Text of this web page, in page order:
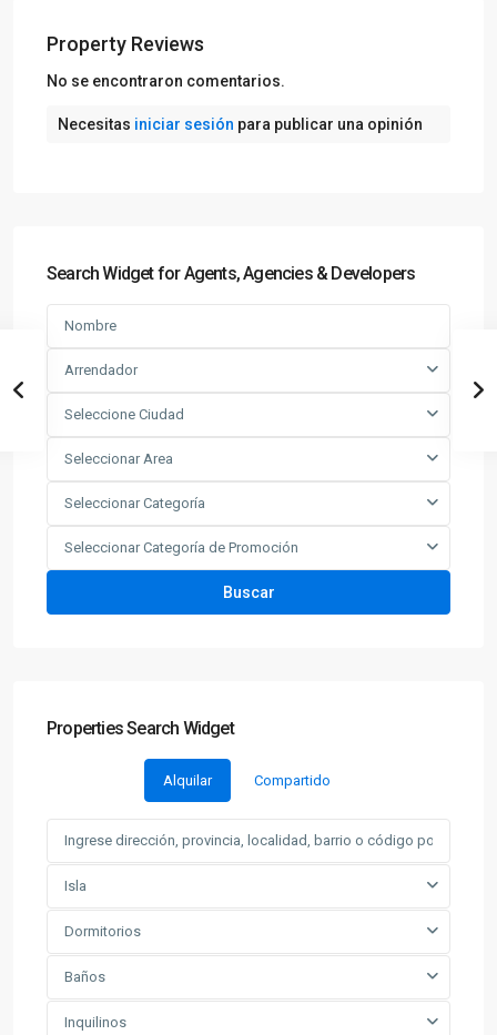
Property Reviews
No se encontraron comentarios.
Necesitas iniciar sesión para publicar una opinión
Search Widget for Agents, Agencies & Developers
Arrendador
Seleccione Ciudad
Seleccionar Area
Seleccionar Categoría
Seleccionar Categoría de Promoción
Buscar
Properties Search Widget
Alquilar Compartido
Isla
Dormitorios
Baños
Inquilinos